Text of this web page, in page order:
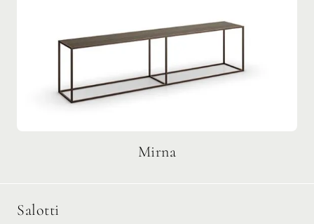
Mirna
Salotti